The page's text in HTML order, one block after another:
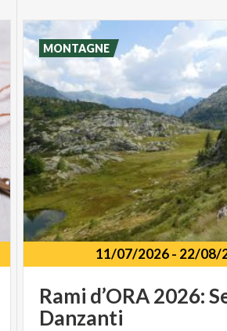
11/07/2026- 22/08/
Rami d’ORA2026:
Danzanti
MONTAGNE